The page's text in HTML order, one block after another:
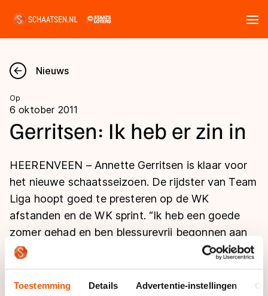
Toestemming Details Advertentie-instellingen
Nieuws
Kalender
Marathon
Langebaan
Inlineskaten
Kunstschaatsen
Schoonrijden
Uitslagen
Langebaan
Inlineskaten
Tijden & historie
Ranglijsten Langebaan
Persoonlijke records & tijden
De weg op
Nieuws
Op
6 oktober 2011
Gerritsen: Ik heb er zin in
HEERENVEEN – Annette Gerritsen is klaar voor
het nieuwe schaatsseizoen. De rijdster van Team
Liga hoopt goed te presteren op de WK
afstanden en de WK sprint. “Ik heb een goede
zomer gehad en ben blessurevrij begonnen aan
dit seizoen. Ik ben er helemaal klaar voor.”